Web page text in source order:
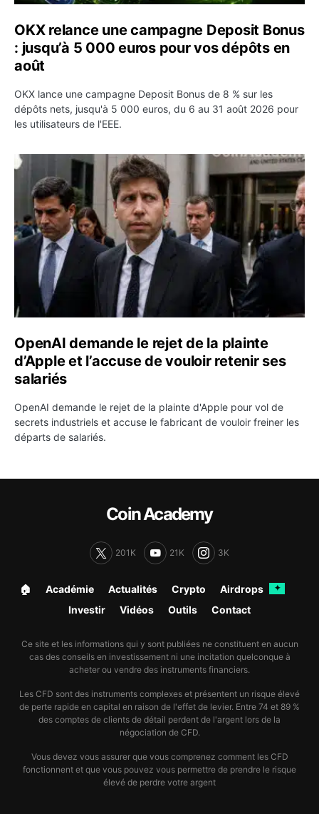
OKX relance une campagne Deposit Bonus
: jusqu’à 5 000 euros pour vos dépôts en
août
OKX lance une campagne Deposit Bonus de 8 % sur les
dépôts nets, jusqu'à 5 000 euros, du 6 au 31 août 2026 pour
les utilisateurs de l'EEE.
OpenAI demande le rejet de la plainte d’Apple et
OpenAI demande le rejet de la plainte
d’Apple et l’accuse de vouloir retenir ses
salariés
OpenAI demande le rejet de la plainte d'Apple pour vol de
secrets industriels et accuse le fabricant de vouloir freiner les
départs de salariés.
Coin Academy
201K 21K 3K
🏠︎ Académie Actualités Crypto Airdrops ✦
Investir Vidéos Outils Contact
Ce site et les informations qui y sont publiées ne constituent en aucun
cas des conseils en investissement ni une incitation quelconque à
acheter ou vendre des instruments financiers.
Les CFD sont des instruments complexes et présentent un risque élevé
de perte rapide en capital en raison de l'effet de levier. Entre 74 et 89 %
des comptes de clients de détail perdent de l'argent lors de la
négociation de CFD.
Vous devez vous assurer que vous comprenez comment les CFD
fonctionnent et que vous pouvez vous permettre de prendre le risque
élevé de perdre votre argent